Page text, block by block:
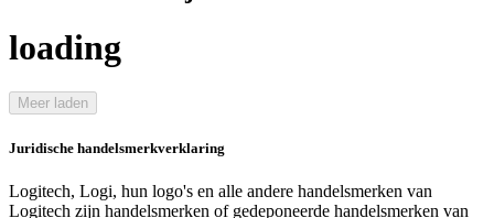
loading
Meer laden
Juridische handelsmerkverklaring
Logitech, Logi, hun logo's en alle andere handelsmerken van
Logitech zijn handelsmerken of gedeponeerde handelsmerken van